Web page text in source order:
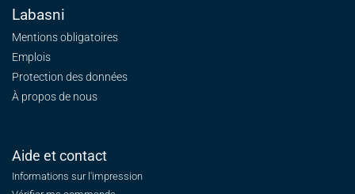
Labasni
Mentions obligatoires
Emplois
Protection des données
À propos de nous
Aide et contact
Informations sur l'impression